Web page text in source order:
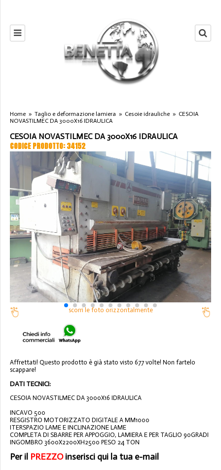
Home » Taglio e deformazione lamiera » Cesoie idrauliche » CESOIA
NOVASTILMEC DA 3000X16 IDRAULICA
CESOIA NOVASTILMEC DA 3000X16 IDRAULICA
CODICE PRODOTTO: 34152
scorri le foto orizzontalmente
Affrettati! Questo prodotto è già stato visto 677 volte! Non fartelo
scappare!
DATI TECNICI:
CESOIA NOVASTILMEC DA 3000X16 IDRAULICA
INCAVO 500
RESGISTRO MOTORIZZATO DIGITALE A MM1000
ITERSPAZIO LAME E INCLINAZIONE LAME
COMPLETA DI SBARRE PER APPOGGIO, LAMIERA E PER TAGLIO 90GRADI
INGOMBRO 3600X2200XH2500 PESO 24 TON
Per il PREZZOinserisci qui la tua e-mail